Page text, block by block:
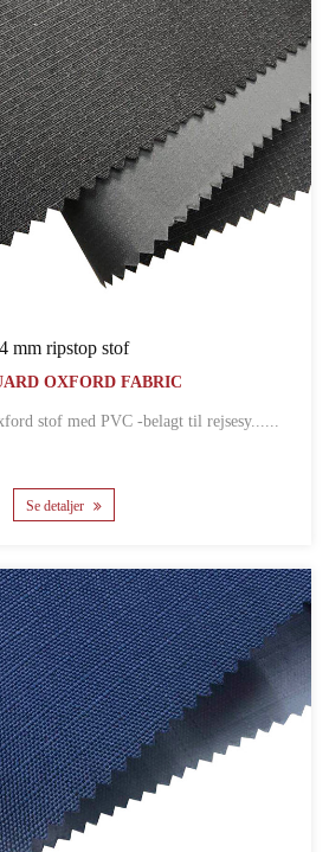
4 mm ripstop stof
OXFORD FABRIC
Oxford stof med PVC -belagt til rejsesy......
Se detaljer